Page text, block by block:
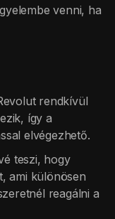
venni, ha
rendkívül
így a
elvégezhető.
teszi, hogy
ami különösen
reagálni a